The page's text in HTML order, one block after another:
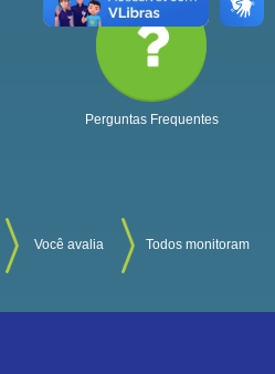
Perguntas Frequentes
Você avalia Todos monitoram